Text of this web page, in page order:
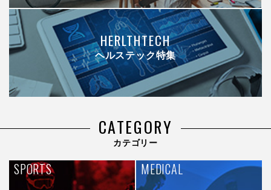
HERLTHTECH
ヘルステック特集
CATEGORY
カテゴリー
SPORTS MEDICAL